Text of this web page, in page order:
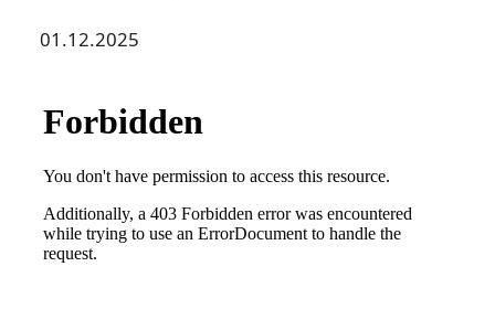
01.12.2025